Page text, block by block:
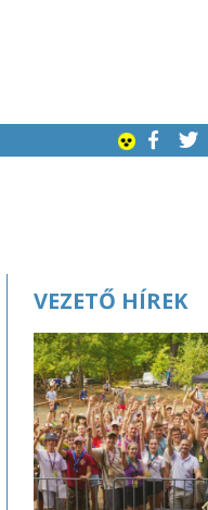
VEZETŐ HÍREK